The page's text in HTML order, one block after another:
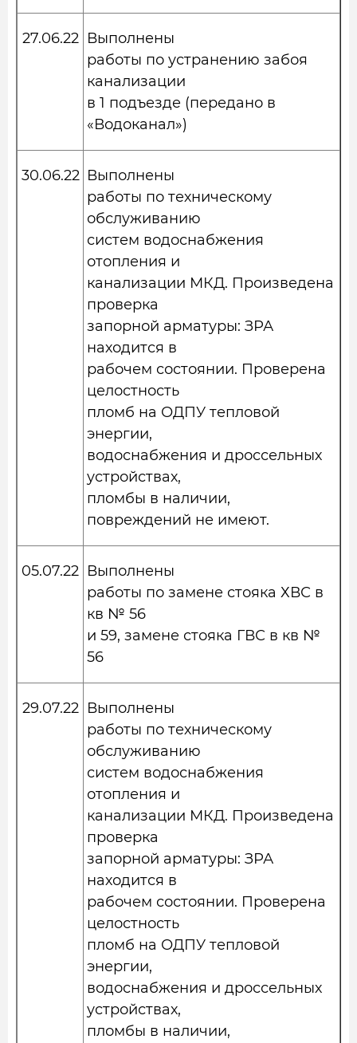
27.06.22 Выполнены
работы по устранению забоя
канализации
в 1 подъезде (передано в
«Водоканал»)
30.06.22 Выполнены
работы по техническому
обслуживанию
систем водоснабжения
отопления и
канализации МКД. Произведена
проверка
запорной арматуры: ЗРА
находится в
рабочем состоянии. Проверена
целостность
пломб на ОДПУ тепловой
энергии,
водоснабжения и дроссельных
устройствах,
пломбы в наличии,
повреждений не имеют.
05.07.22 Выполнены
работы по замене стояка ХВС в
кв № 56
и 59, замене стояка ГВС в кв №
56
29.07.22 Выполнены
работы по техническому
обслуживанию
систем водоснабжения
отопления и
канализации МКД. Произведена
проверка
запорной арматуры: ЗРА
находится в
рабочем состоянии. Проверена
целостность
пломб на ОДПУ тепловой
энергии,
водоснабжения и дроссельных
устройствах,
пломбы в наличии,